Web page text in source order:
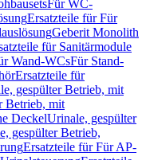
Für WC-
Ersatzteile für Für
Geberit Monolith
für Sanitärmodule
Wand-WCsFür Stand-
Ersatzteile für
gespülter Betrieb, mit
Betrieb, mit
DeckelUrinale, gespülter
gespülter Betrieb,
Ersatzteile für Für AP-